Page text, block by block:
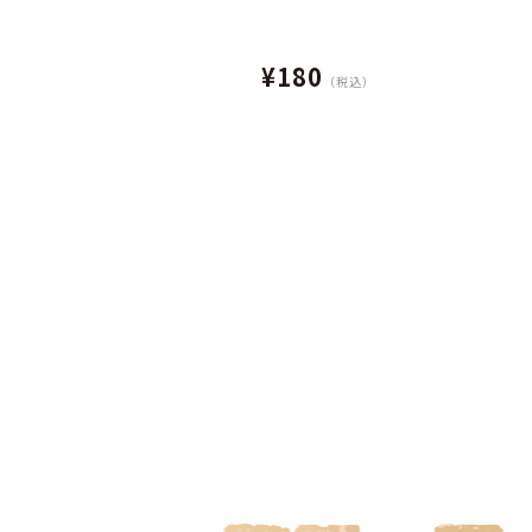
¥180 （税込）